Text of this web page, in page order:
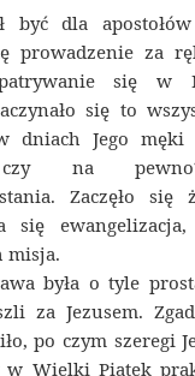
być dla
prowadzenie za
się w
się to
dniach Jego
na
Zaczęło się
się
misja.
była o tyle
za Jezusem.
po czym szeregi
w Wielki Piątek